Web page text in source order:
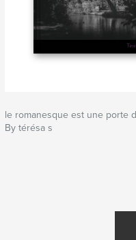
le romanesque est une porte
By térésa s